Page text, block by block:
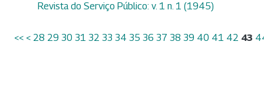
Revista do Serviço Público: v. 1 n. 1 (1945)
<< < 28 29 30 31 32 33 34 35 36 37 38 39 40 41 42 43